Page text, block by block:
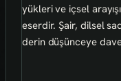
yükleri ve içsel
eserdir. Şair, dilsel
derin düşünceye